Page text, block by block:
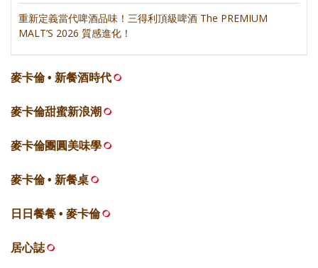
重新定義當代啤酒品味！三得利頂級啤酒 The PREMIUM
MALT’S 2026 質感進化！
麥卡倫 • 新餐酒時代
麥卡倫甜蜜新浪潮
麥卡倫團圓美味學
麥卡倫 • 新餐桌
日日餐餐 • 麥卡倫
居心誌